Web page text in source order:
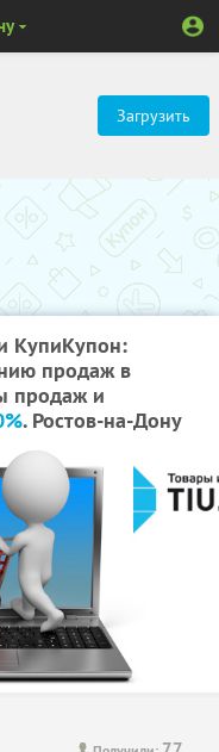
Загрузить
КупиКупон:
продаж в
продаж и
. Ростов-на-Дону